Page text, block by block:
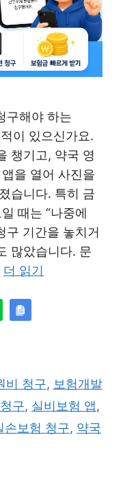
구해야 하는
이 있으신가요.
챙기고, 약국 영
을 열어 사진을
습니다. 특히 금
때는 “나중에
구 기간을 놓치거
많았습니다. 문
더 읽기
비 청구, 보험개발
구, 실비보험 앱,
손보험 청구, 약국